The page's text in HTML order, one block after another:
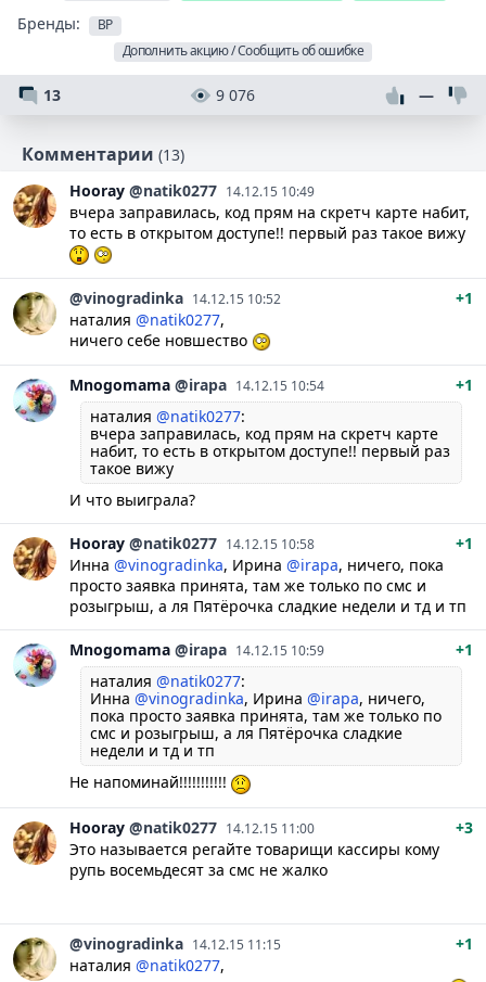
Бренды:
BP
Дополнить акцию / Сообщить об ошибке
13 9 076 —
Комментарии (13)
Hooray @natik0277 14.12.15 10:49
вчера заправилась, код прям на скретч карте набит,
то есть в открытом доступе!! первый раз такое вижу
@vinogradinka 14.12.15 10:52
+1
наталия @natik0277,
ничего себе новшество
Mnogomama @irapa 14.12.15 10:54
+1
наталия @natik0277:
вчера заправилась, код прям на скретч карте
набит, то есть в открытом доступе!! первый раз
такое вижу
И что выиграла?
Hooray @natik0277 14.12.15 10:58
+1
Инна @vinogradinka, Ирина @irapa, ничего, пока
просто заявка принята, там же только по смс и
розыгрыш, а ля Пятёрочка сладкие недели и тд и тп
Mnogomama @irapa 14.12.15 10:59
+1
наталия @natik0277:
Инна @vinogradinka, Ирина @irapa, ничего,
пока просто заявка принята, там же только по
смс и розыгрыш, а ля Пятёрочка сладкие
недели и тд и тп
Не напоминай!!!!!!!!!!!
Hooray @natik0277 14.12.15 11:00
+3
Это называется регайте товарищи кассиры кому
рупь восемьдесят за смс не жалко
@vinogradinka 14.12.15 11:15
+1
наталия @natik0277,